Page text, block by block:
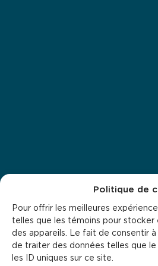
Politique de
Pour offrir les meilleures
telles que les témoins pour
des appareils. Le fait de consentir
de traiter des données telles que
les ID uniques sur ce site.